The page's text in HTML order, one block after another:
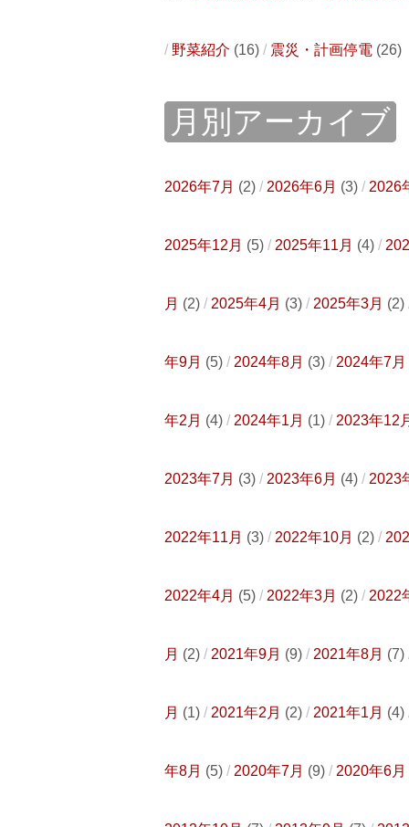
野菜紹介 (16) 震災・計画停電 (26)
月別アーカイブ
2026年7月 (2) 2026年6月 (3) 2026
2025年12月 (5) 2025年11月 (4)
月 (2) 2025年4月 (3) 2025年3月 (2)
年9月 (5) 2024年8月 (3) 2024年7月
年2月 (4) 2024年1月 (1) 2023年12
2023年7月 (3) 2023年6月 (4) 2023
2022年11月 (3) 2022年10月 (2)
2022年4月 (5) 2022年3月 (2) 2022
月 (2) 2021年9月 (9) 2021年8月 (7)
月 (1) 2021年2月 (2) 2021年1月 (4)
年8月 (5) 2020年7月 (9) 2020年6月